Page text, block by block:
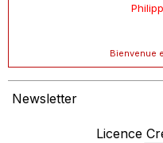
Bienvenue
Newsletter
Licence